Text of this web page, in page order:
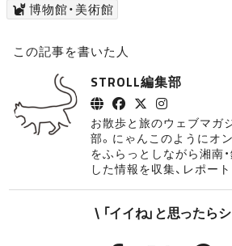
博物館・美術館
この記事を書いた人
STROLL編集部
お散歩と旅のウェブマガ
部。にゃんこのようにオ
をふらっとしながら湘南
した情報を収集、レポート
\ 「イイね」と思ったら